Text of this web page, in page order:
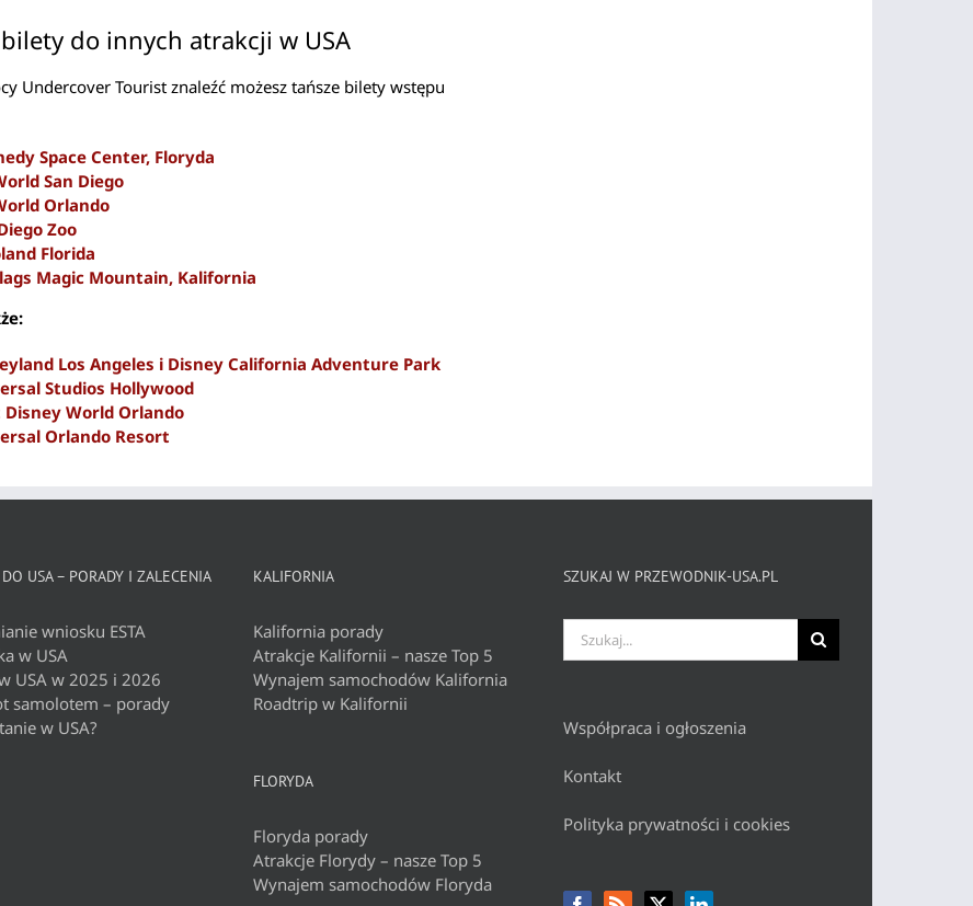
bilety do innych atrakcji w USA
Undercover Tourist znaleźć możesz tańsze bilety wstępu
Space Center, Floryda
San Diego
Orlando
Zoo
Florida
Magic Mountain, Kalifornia
Los Angeles i Disney California Adventure Park
Studios Hollywood
Disney World Orlando
Orlando Resort
USA – PORADY I ZALECENIA
wniosku ESTA
w USA
USA w 2025 i 2026
samolotem – porady
w USA?
KALIFORNIA
Kalifornia porady
Atrakcje Kalifornii – nasze Top 5
Wynajem samochodów Kalifornia
Roadtrip w Kalifornii
FLORYDA
Floryda porady
Atrakcje Florydy – nasze Top 5
Wynajem samochodów Floryda
SZUKAJ W PRZEWODNIK-USA.PL
Szukaj
Współpraca i ogłoszenia
Kontakt
Polityka prywatności i cookies